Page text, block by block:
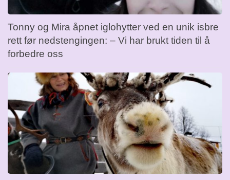
Tonny og Mira åpnet iglohytter ved en unik isbre
rett før nedstengingen: – Vi har brukt tiden til å
forbedre oss